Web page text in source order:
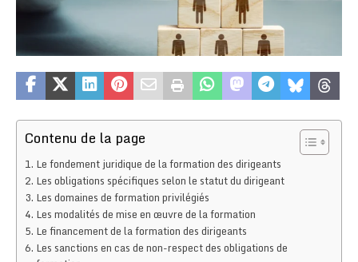
Contenu de la page
Le fondement juridique de la formation des dirigeants
Les obligations spécifiques selon le statut du dirigeant
Les domaines de formation privilégiés
Les modalités de mise en œuvre de la formation
Le financement de la formation des dirigeants
Les sanctions en cas de non-respect des obligations de